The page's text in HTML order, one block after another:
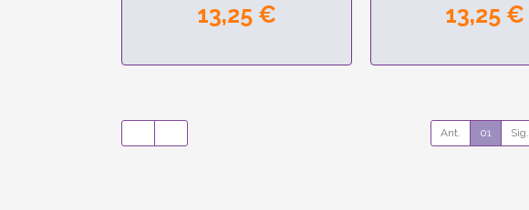
13,25 € 13,25 €
Ant. 01 Sig.